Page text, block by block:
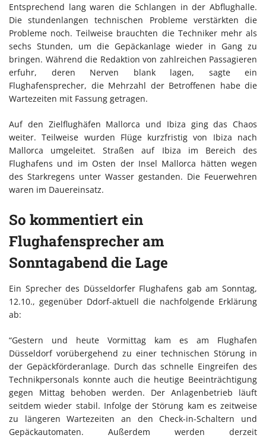
Entsprechend lang waren die Schlangen in der Abflughalle.
Die stundenlangen technischen Probleme verstärkten die
Probleme noch. Teilweise brauchten die Techniker mehr als
sechs Stunden, um die Gepäckanlage wieder in Gang zu
bringen. Während die Redaktion von zahlreichen Passagieren
erfuhr, deren Nerven blank lagen, sagte ein
Flughafensprecher, die Mehrzahl der Betroffenen habe die
Wartezeiten mit Fassung getragen.
Auf den Zielflughäfen Mallorca und Ibiza ging das Chaos
weiter. Teilweise wurden Flüge kurzfristig von Ibiza nach
Mallorca umgeleitet. Straßen auf Ibiza im Bereich des
Flughafens und im Osten der Insel Mallorca hätten wegen
des Starkregens unter Wasser gestanden. Die Feuerwehren
waren im Dauereinsatz.
So kommentiert ein
Flughafensprecher am
Sonntagabend die Lage
Ein Sprecher des Düsseldorfer Flughafens gab am Sonntag,
12.10., gegenüber Ddorf-aktuell die nachfolgende Erklärung
ab:
“Gestern und heute Vormittag kam es am Flughafen
Düsseldorf vorübergehend zu einer technischen Störung in
der Gepäckförderanlage. Durch das schnelle Eingreifen des
Technikpersonals konnte auch die heutige Beeinträchtigung
gegen Mittag behoben werden. Der Anlagenbetrieb läuft
seitdem wieder stabil. Infolge der Störung kam es zeitweise
zu längeren Wartezeiten an den Check-in-Schaltern und
Gepäckautomaten. Außerdem werden derzeit